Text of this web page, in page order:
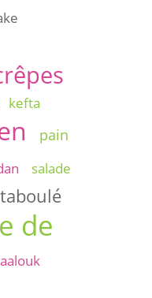
kefta
pain
salade
taboulé
de